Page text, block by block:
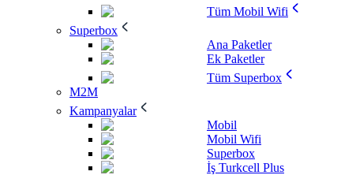
Tüm Mobil Wifi
Superbox
Ana Paketler
Ek Paketler
Tüm Superbox
M2M
Kampanyalar
Mobil
Mobil Wifi
Superbox
İş Turkcell Plus